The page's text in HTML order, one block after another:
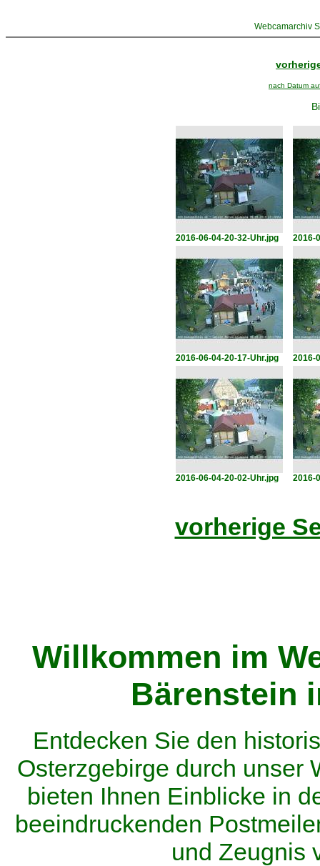
Webcamarchiv
nach Datum
2016-06-04-20-32-Uhr.jpg 2016-
2016-06-04-20-17-Uhr.jpg 2016-
2016-06-04-20-02-Uhr.jpg 2016-
vorherige
Willkommen im
Bärenstein
Entdecken Sie den
Osterzgebirge durch unser
bieten Ihnen Einblicke in
beeindruckenden
und Zeugnis